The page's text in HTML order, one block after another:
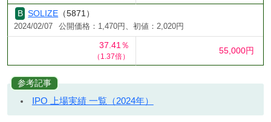
SOLIZE （5871）
2024/02/07 公開価格：1,470円、初値：2,020円
37.41％
（1.37倍）
55,000円
参考記事
IPO 上場実績 一覧（2024年）